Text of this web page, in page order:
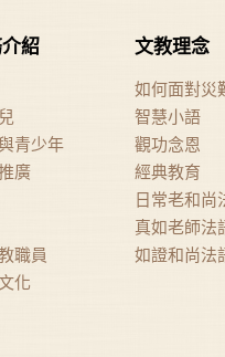
紹
青少年
廣
職員
化
文教理念
如何面對災
智慧小語
觀功念恩
經典教育
日常老和尚
真如老師法
如證和尚法